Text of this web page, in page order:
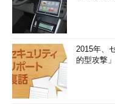
ンプレミスを選ぶかは慎
2015年、
的型攻撃